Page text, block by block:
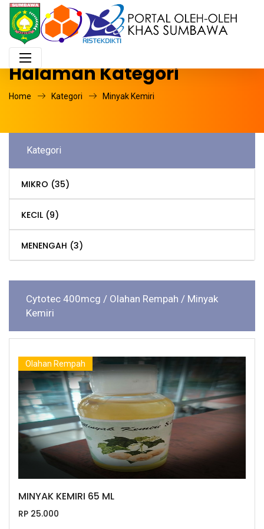
Halaman Kategori
Home Kategori Minyak Kemiri
Kategori
MIKRO (35)
KECIL (9)
MENENGAH (3)
Cytotec 400mcg / Olahan Rempah / Minyak
Kemiri
Olahan Rempah
MINYAK KEMIRI 65 ML
RP 25.000